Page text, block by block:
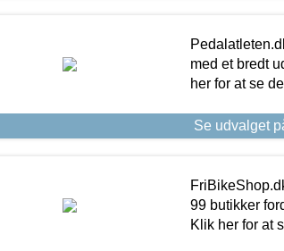
med et bredt
her for at se
Se udvalget
99 butikker
Klik her for at